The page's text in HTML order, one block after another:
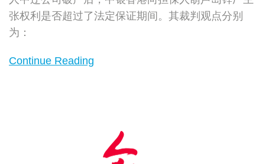
张权利是否超过了法定保证期间。其裁判观点分别
为：
Continue Reading